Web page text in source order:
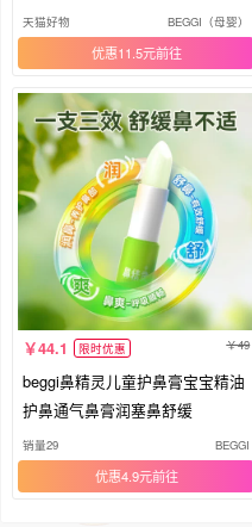
儿
天猫好物 BEGGI（母婴）
优惠11.5元
44.1 限时优惠 49
beggi鼻精灵儿童护鼻膏宝宝精油
护鼻通气鼻膏润塞鼻舒缓
销量29 BEGGI
优惠4.9元